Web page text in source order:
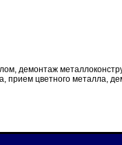
демонтаж
прием цветного металла,